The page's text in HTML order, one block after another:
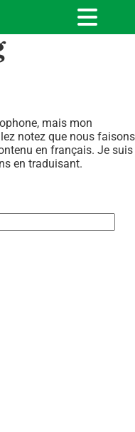
mais mon
notez que nous faisons
en français. Je suis
en traduisant.